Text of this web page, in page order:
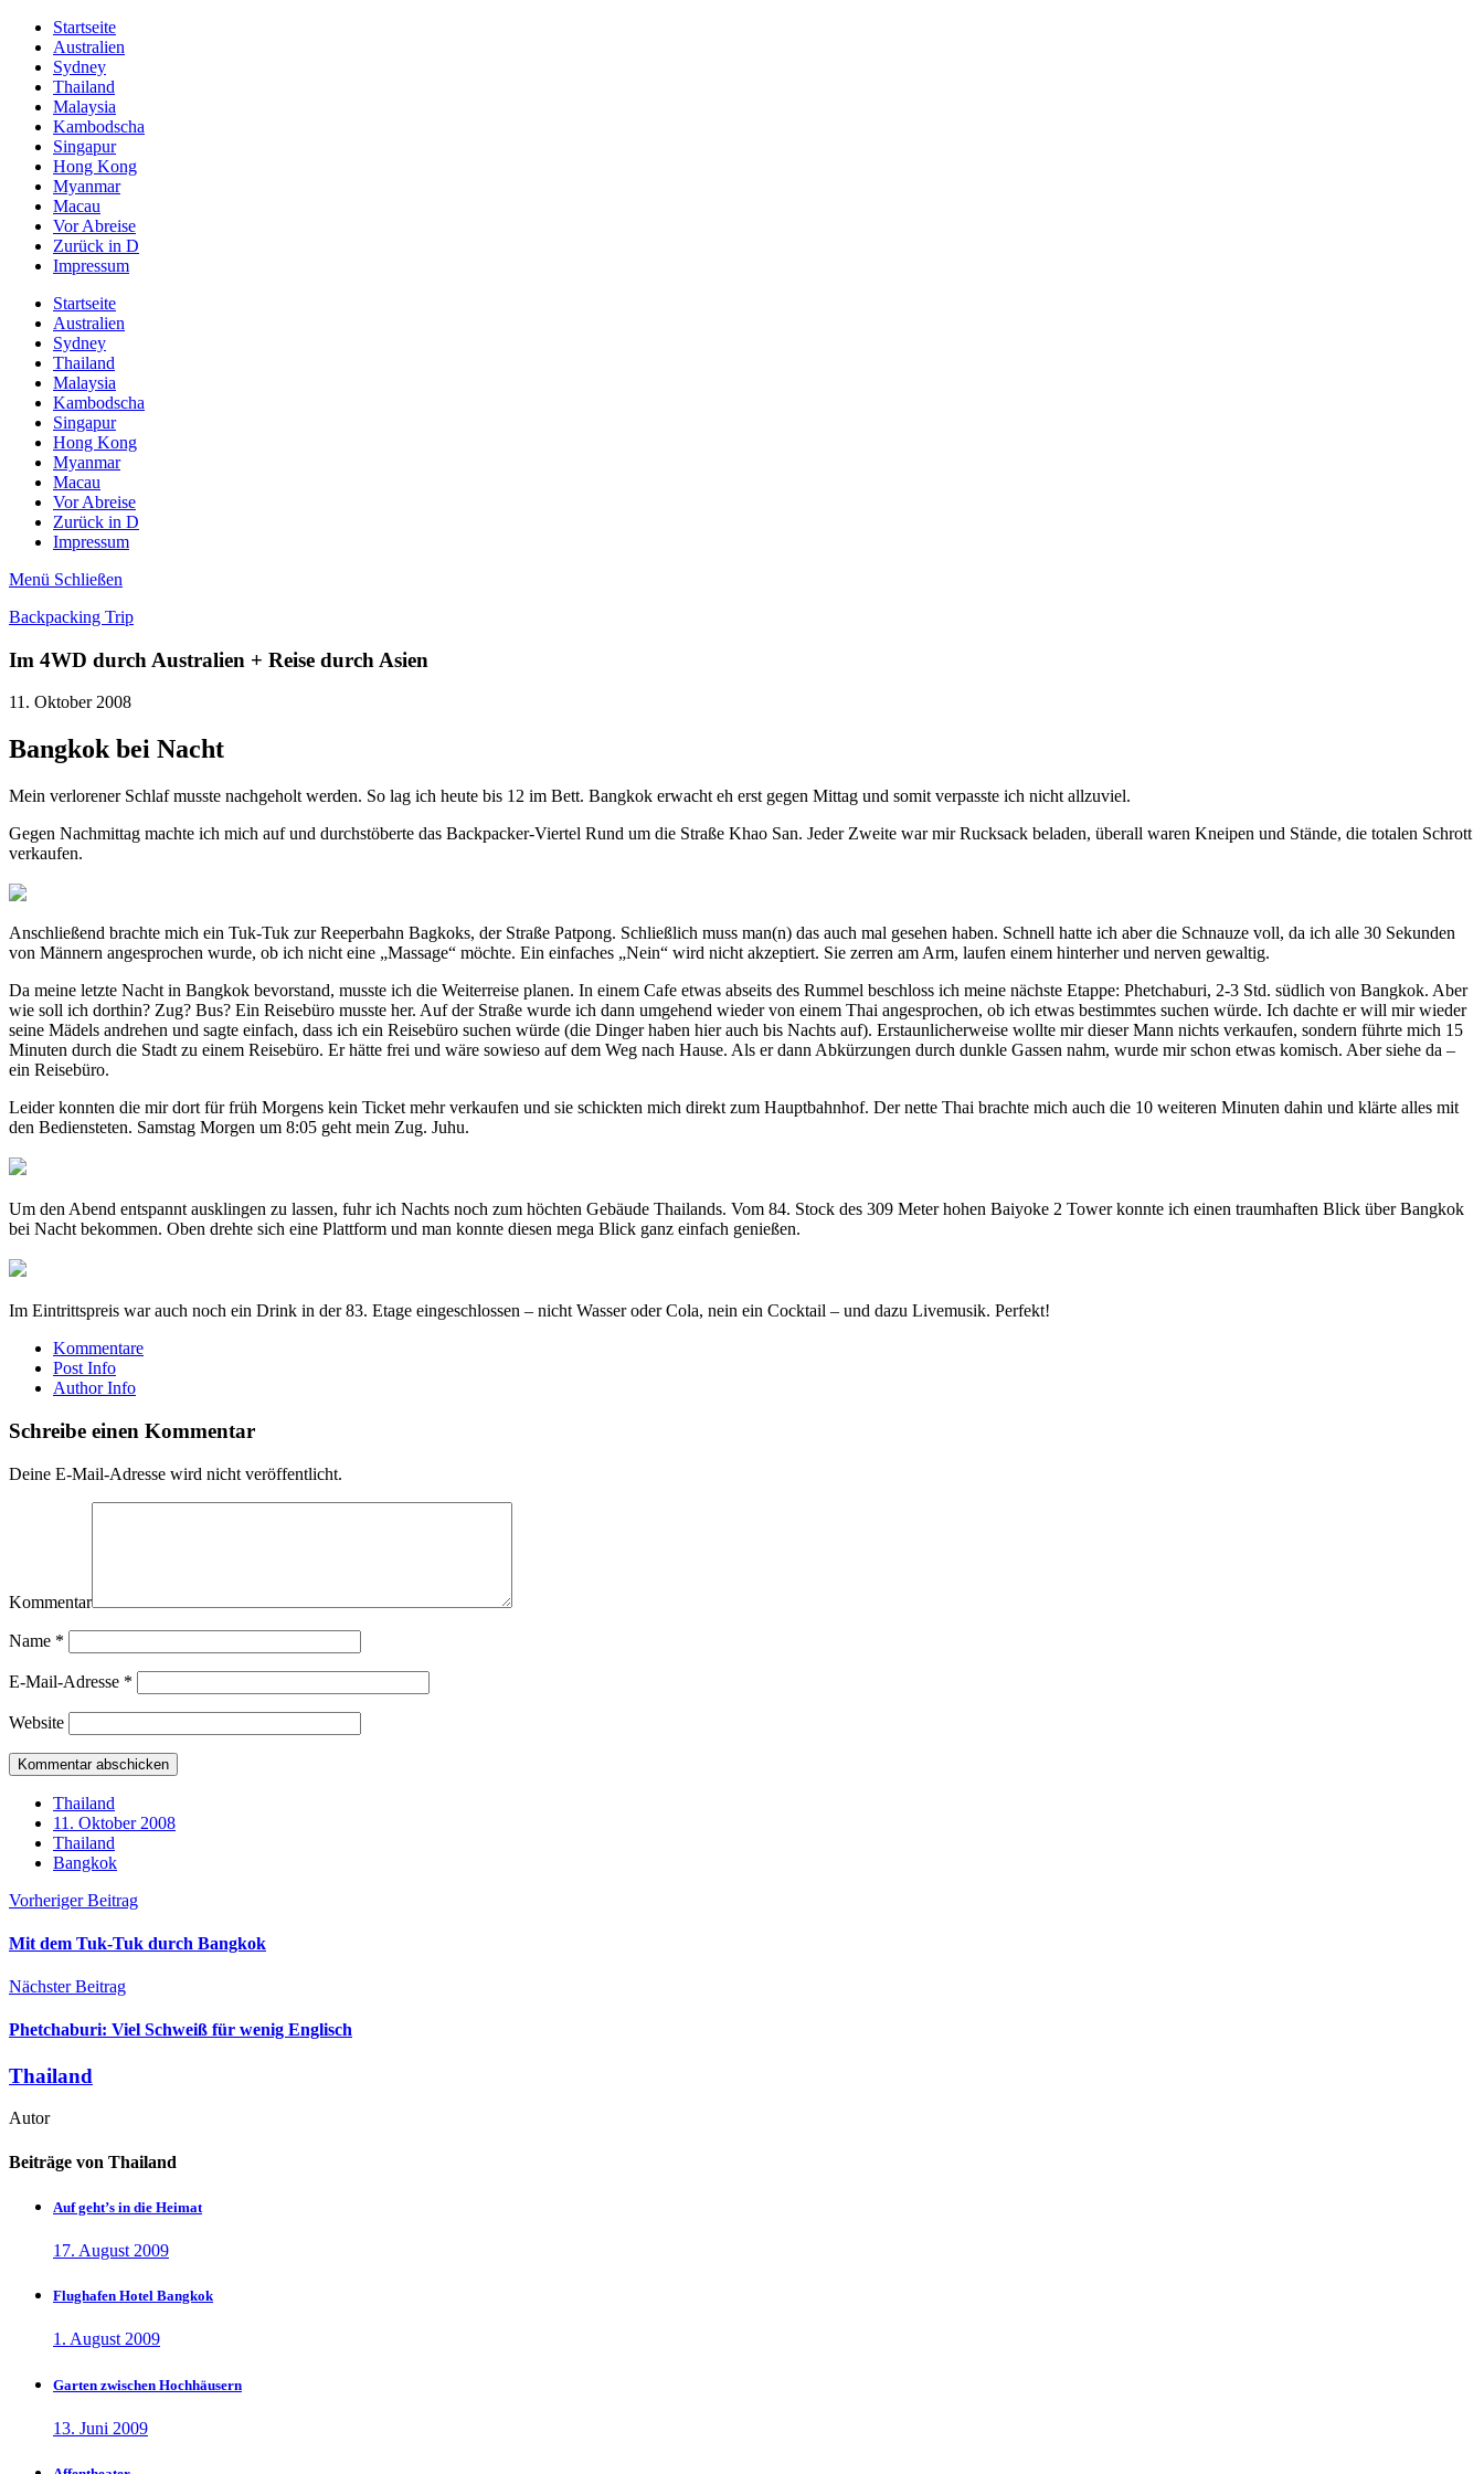
Startseite
Australien
Sydney
Thailand
Malaysia
Kambodscha
Singapur
Hong Kong
Myanmar
Macau
Vor Abreise
Zurück in D
Impressum
Startseite
Australien
Sydney
Thailand
Malaysia
Kambodscha
Singapur
Hong Kong
Myanmar
Macau
Vor Abreise
Zurück in D
Impressum
Menü Schließen
Backpacking Trip
Im 4WD durch Australien + Reise durch Asien
11. Oktober 2008
Bangkok bei Nacht
Mein verlorener Schlaf musste nachgeholt werden. So lag ich heute bis 12 im Bett. Bangkok erwacht eh erst gegen Mittag und somit verpasste ich nicht allzuviel.
Gegen Nachmittag machte ich mich auf und durchstöberte das Backpacker-Viertel Rund um die Straße Khao San. Jeder Zweite war mir Rucksack beladen, überall waren Kneipen und Stände, die totalen Schrott
verkaufen.
Anschließend brachte mich ein Tuk-Tuk zur Reeperbahn Bagkoks, der Straße Patpong. Schließlich muss man(n) das auch mal gesehen haben. Schnell hatte ich aber die Schnauze voll, da ich alle 30 Sekunden
von Männern angesprochen wurde, ob ich nicht eine „Massage“ möchte. Ein einfaches „Nein“ wird nicht akzeptiert. Sie zerren am Arm, laufen einem hinterher und nerven gewaltig.
Da meine letzte Nacht in Bangkok bevorstand, musste ich die Weiterreise planen. In einem Cafe etwas abseits des Rummel beschloss ich meine nächste Etappe: Phetchaburi, 2-3 Std. südlich von Bangkok. Aber
wie soll ich dorthin? Zug? Bus? Ein Reisebüro musste her. Auf der Straße wurde ich dann umgehend wieder von einem Thai angesprochen, ob ich etwas bestimmtes suchen würde. Ich dachte er will mir wieder
seine Mädels andrehen und sagte einfach, dass ich ein Reisebüro suchen würde (die Dinger haben hier auch bis Nachts auf). Erstaunlicherweise wollte mir dieser Mann nichts verkaufen, sondern führte mich 15
Minuten durch die Stadt zu einem Reisebüro. Er hätte frei und wäre sowieso auf dem Weg nach Hause. Als er dann Abkürzungen durch dunkle Gassen nahm, wurde mir schon etwas komisch. Aber siehe da –
ein Reisebüro.
Leider konnten die mir dort für früh Morgens kein Ticket mehr verkaufen und sie schickten mich direkt zum Hauptbahnhof. Der nette Thai brachte mich auch die 10 weiteren Minuten dahin und klärte alles mit
den Bediensteten. Samstag Morgen um 8:05 geht mein Zug. Juhu.
Um den Abend entspannt ausklingen zu lassen, fuhr ich Nachts noch zum höchten Gebäude Thailands. Vom 84. Stock des 309 Meter hohen Baiyoke 2 Tower konnte ich einen traumhaften Blick über Bangkok
bei Nacht bekommen. Oben drehte sich eine Plattform und man konnte diesen mega Blick ganz einfach genießen.
Im Eintrittspreis war auch noch ein Drink in der 83. Etage eingeschlossen – nicht Wasser oder Cola, nein ein Cocktail – und dazu Livemusik. Perfekt!
Kommentare
Post Info
Author Info
Schreibe einen Kommentar
Deine E-Mail-Adresse wird nicht veröffentlicht.
Kommentar
Name *
E-Mail-Adresse *
Website
Thailand
11. Oktober 2008
Thailand
Bangkok
Vorheriger Beitrag
Mit dem Tuk-Tuk durch Bangkok
Nächster Beitrag
Phetchaburi: Viel Schweiß für wenig Englisch
Thailand
Autor
Beiträge von Thailand
Auf geht’s in die Heimat
17. August 2009
Flughafen Hotel Bangkok
1. August 2009
Garten zwischen Hochhäusern
13. Juni 2009